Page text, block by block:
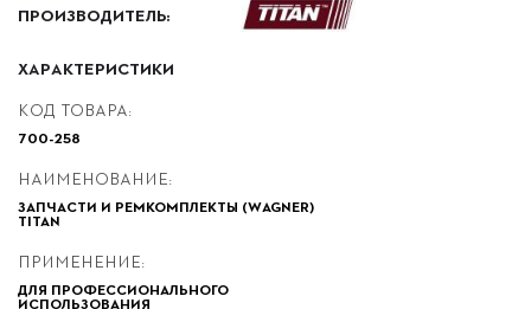
ПРОИЗВОДИТЕЛЬ:
ХАРАКТЕРИСТИКИ
КОД ТОВАРА:
700-258
НАИМЕНОВАНИЕ:
ЗАПЧАСТИ И РЕМКОМПЛЕКТЫ (WAGNER)
TITAN
ПРИМЕНЕНИЕ:
ДЛЯ ПРОФЕССИОНАЛЬНОГО
ИСПОЛЬЗОВАНИЯ